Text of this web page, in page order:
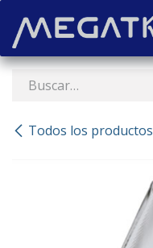
Todos los productos